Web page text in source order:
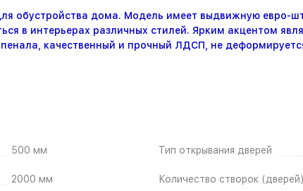
обустройства дома. Модель имеет выдвижную евро-
в интерьерах различных стилей. Ярким акцентом
качественный и прочный ЛДСП, не
500 мм
2000 мм
Тип открывания дверей
Количество створок (дверей)